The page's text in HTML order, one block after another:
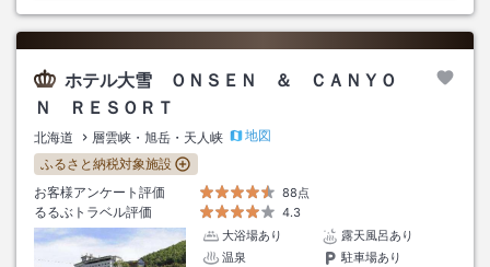
ホテル大雪 ＯＮＳＥＮ ＆ ＣＡＮＹＯ
Ｎ ＲＥＳＯＲＴ
北海道 層雲峡・旭岳・天人峡
地図
ふるさと納税対象施設
お客様アンケート評価
88点
るるぶトラベル評価
4.3
大浴場あり
露天風呂あり
温泉
駐車場あり